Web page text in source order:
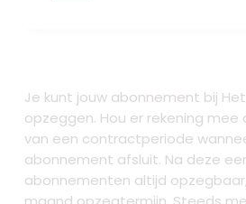
Je kunt jouw abonnement bij
opzeggen. Hou er rekening mee
van een contractperiode
abonnement afsluit. Na deze
abonnementen altijd